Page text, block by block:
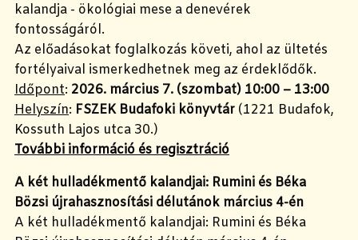
kalandja - ökológiai mese a denevérek
fontosságáról.
Az előadásokat foglalkozás követi, ahol az ültetés
fortélyaival ismerkedhetnek meg az érdeklődők.
Időpont: 2026. március 7. (szombat) 10:00 – 13:00
Helyszín: FSZEK Budafoki könyvtár (1221 Budafok,
Kossuth Lajos utca 30.)
További információ és regisztráció
A két hulladékmentő kalandjai: Rumini és Béka
Bözsi újrahasznosítási délutánok március 4-én
A két hulladékmentő kalandjai: Rumini és Béka